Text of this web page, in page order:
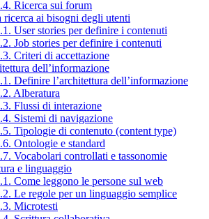
Ricerca sui forum
ricerca ai bisogni degli utenti
User stories per definire i contenuti
Job stories per definire i contenuti
Criteri di accettazione
dell’informazione
Definire l’architettura dell’informazione
Alberatura
Flussi di interazione
Sistemi di navigazione
Tipologie di contenuto (content type)
Ontologie e standard
Vocabolari controllati e tassonomie
e linguaggio
Come leggono le persone sul web
Le regole per un linguaggio semplice
Microtesti